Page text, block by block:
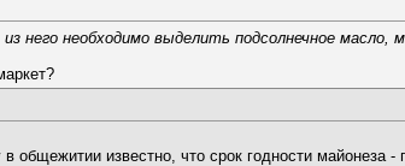
него необходимо выделить подсолнечное масло,
общежитии известно, что срок годности майонеза -